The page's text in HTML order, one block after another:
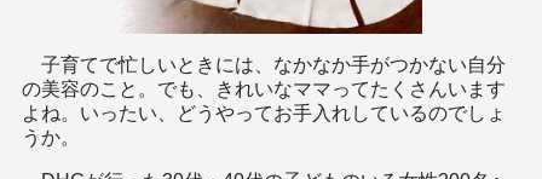
子育てで忙しいときには、なかなか手がつかない自分
の美容のこと。でも、きれいなママってたくさんいます
よね。いったい、どうやってお手入れしているのでしょ
うか。